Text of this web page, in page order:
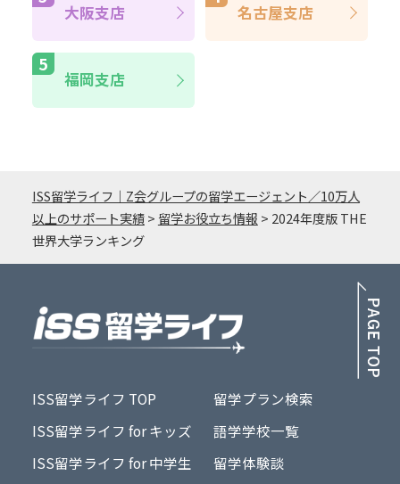
大阪支店 名古屋支店
福岡支店
ISS留学ライフ｜Z会グループの留学エージェント／10万人
以上のサポート実績> 留学お役立ち情報 > 2024年度版 THE
世界大学ランキング
ISS留学ライフ TOP
ISS留学ライフ for キッズ
ISS留学ライフ for 中学生
留学プラン検索
語学学校一覧
留学体験談